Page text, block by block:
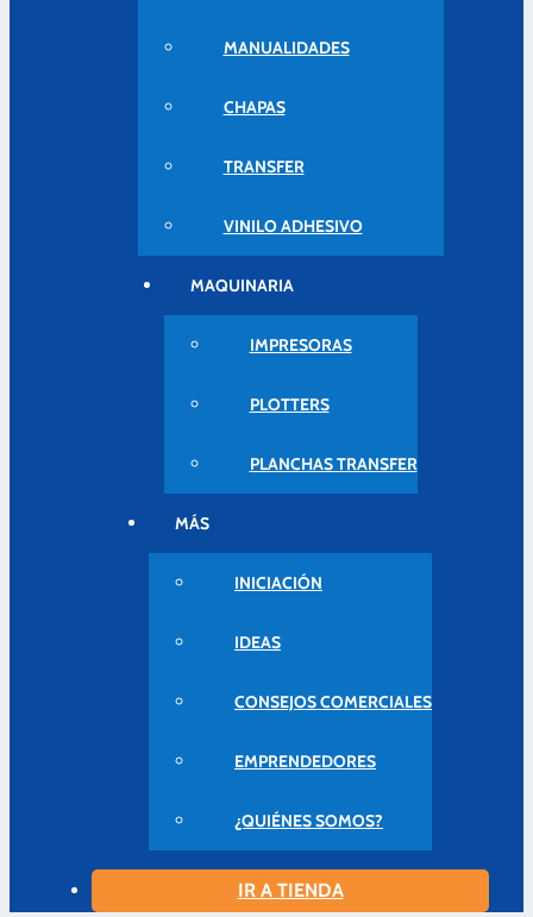
MANUALIDADES
CHAPAS
TRANSFER
VINILO ADHESIVO
MAQUINARIA
IMPRESORAS
PLOTTERS
PLANCHAS TRANSFER
MÁS
INICIACIÓN
IDEAS
CONSEJOS COMERCIALES
EMPRENDEDORES
¿QUIÉNES SOMOS?
IR A TIENDA